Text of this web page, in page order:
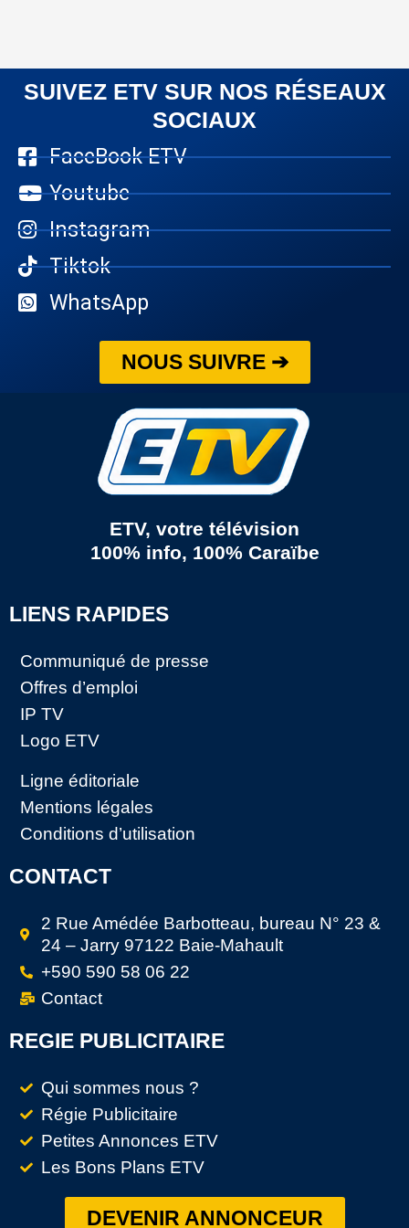
SUIVEZ ETV SUR NOS RÉSEAUX
SOCIAUX
FaceBook ETV
Youtube
Instagram
Tiktok
WhatsApp
NOUS SUIVRE ➔
ETV, votre télévision
100% info, 100% Caraïbe
LIENS RAPIDES
Communiqué de presse
Offres d’emploi
IP TV
Logo ETV
Ligne éditoriale
Mentions légales
Conditions d’utilisation
CONTACT
2 Rue Amédée Barbotteau, bureau N° 23 &
24 – Jarry 97122 Baie-Mahault
+590 590 58 06 22
Contact
REGIE PUBLICITAIRE
Qui sommes nous ?
Régie Publicitaire
Petites Annonces ETV
Les Bons Plans ETV
DEVENIR ANNONCEUR